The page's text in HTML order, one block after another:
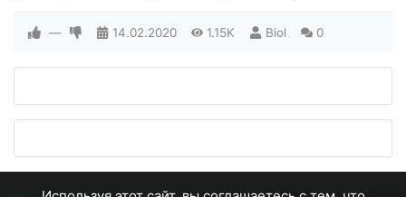
— 14.02.2020 1.15K Biol 0